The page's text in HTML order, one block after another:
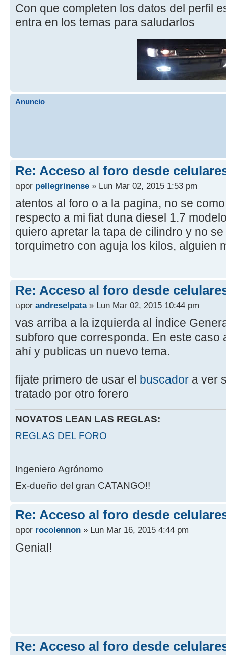
Con que completen los datos del perfil
entra en los temas para saludarlos
Anuncio
Re: Acceso al foro desde
por pellegrinense » Lun Mar 02, 2015 1:53 pm
atentos al foro o a la pagina, no se
respecto a mi fiat duna diesel 1.7
quiero apretar la tapa de cilindro y no
torquimetro con aguja los kilos, alguien
Re: Acceso al foro desde
por andreselpata» Lun Mar 02, 2015 10:44 pm
vas arriba a la izquierda al Índice
subforo que corresponda. En este caso
ahí y publicas un nuevo tema.
fijate primero de usar el buscador a ver
tratado por otro forero
NOVATOS LEAN LAS REGLAS:
REGLAS DEL FORO
Ingeniero Agrónomo
Ex-dueño del gran CATANGO!!
Re: Acceso al foro desde
por rocolennon » Lun Mar 16, 2015 4:44 pm
Genial!
Re: Acceso al foro desde